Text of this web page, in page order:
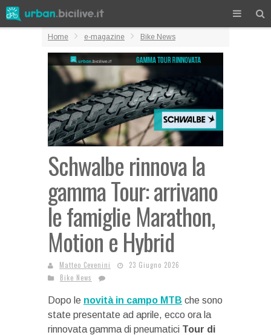
Home e-magazine Bike News
Schwalbe rinnova la
gamma Tour: arrivano
le famiglie Marathon,
Motion e Hybrid
Matteo Cevenini
23 Giugno 2026
Bike News
Dopo le novità in campo MTB che sono
state presentate ad aprile, ecco ora la
rinnovata gamma di pneumatici Tour di